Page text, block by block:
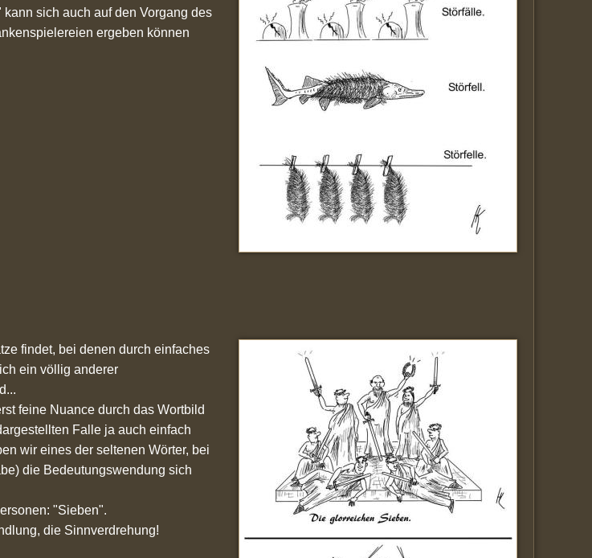
sich auch auf den Vorgang des
ergeben können
findet, bei denen durch einfaches
ein völlig anderer
feine Nuance durch das Wortbild
Falle ja auch einfach
wir eines der seltenen Wörter, bei
die Bedeutungswendung sich
"Sieben".
die Sinnverdrehung!